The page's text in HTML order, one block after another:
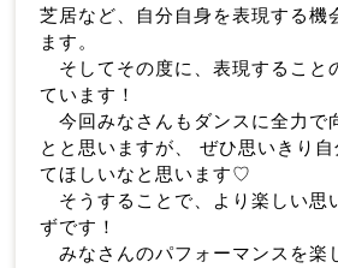
芝居など、自分自身を表現する機
ます。
そしてその度に、表現すること
ています！
今回みなさんもダンスに全力で
とと思いますが、 ぜひ思いきり
てほしいなと思います♡
そうすることで、より楽しい思
ずです！
みなさんのパフォーマンスを楽